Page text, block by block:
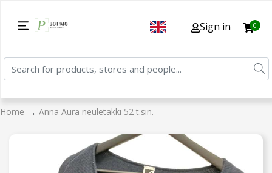
Sign in 0
Home → Anna Aura neuletakki 52 t.sin.